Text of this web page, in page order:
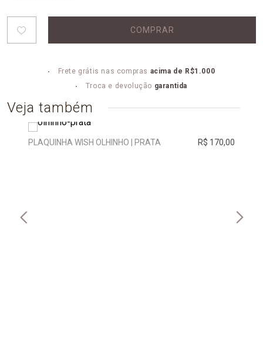
COMPRAR
Frete grátis nas compras acima de R$1.000
Troca e devolução garantida
Veja também
PLAQUINHA WISH OLHINHO | PRATA R$ 170,00